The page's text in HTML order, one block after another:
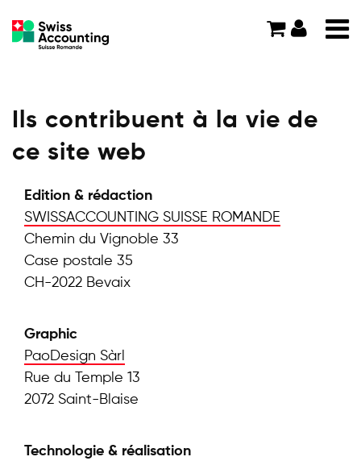
Ils contribuent à la vie de
ce site web
Edition & rédaction
SWISSACCOUNTING SUISSE ROMANDE
Chemin du Vignoble 33
Case postale 35
CH-2022 Bevaix
Graphic
PaoDesign Sàrl
Rue du Temple 13
2072 Saint-Blaise
Technologie & réalisation